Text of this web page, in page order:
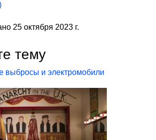
25 октября 2023 г.
тему
выбросы и электромобили